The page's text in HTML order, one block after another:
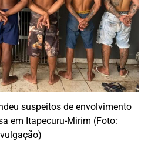
suspeitos de envolvimento
em Itapecuru-Mirim (Foto: